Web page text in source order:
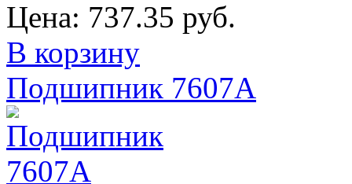
Цена: 737.35 руб.
В корзину
Подшипник 7607А